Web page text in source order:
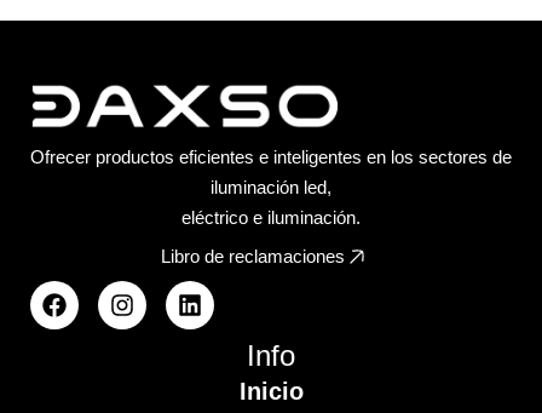
Ofrecer productos eficientes e inteligentes en los sectores de
iluminación led,
eléctrico e iluminación.
Libro de reclamaciones
Info
Inicio